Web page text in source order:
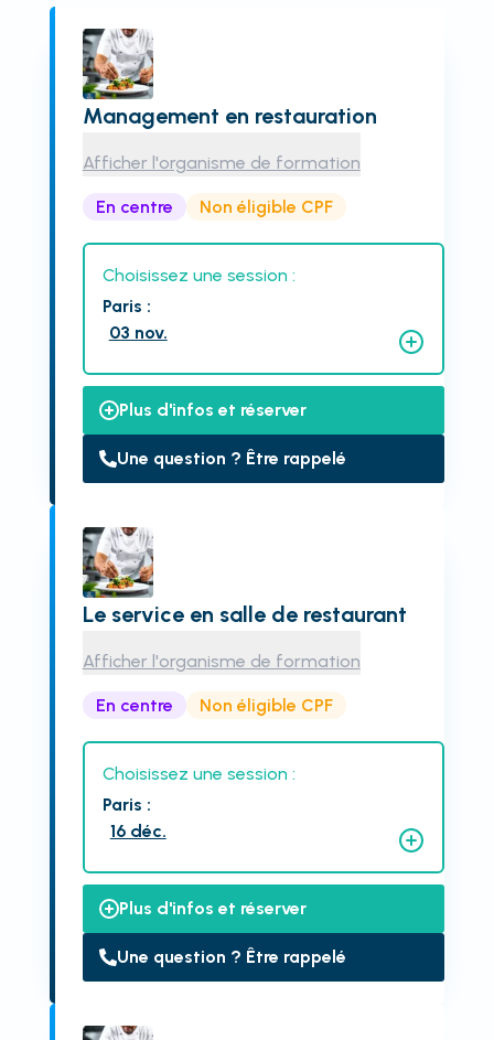
Management en restauration
Afficher l'organisme de formation
En centre Non éligible CPF
Choisissez une session :
Paris :
03 nov.
Plus d'infos et réserver
Une question ? Être rappelé
Le service en salle de restaurant
Afficher l'organisme de formation
En centre Non éligible CPF
Choisissez une session :
Paris :
16 déc.
Plus d'infos et réserver
Une question ? Être rappelé